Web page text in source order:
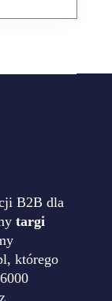
B2B dla
targi
którego